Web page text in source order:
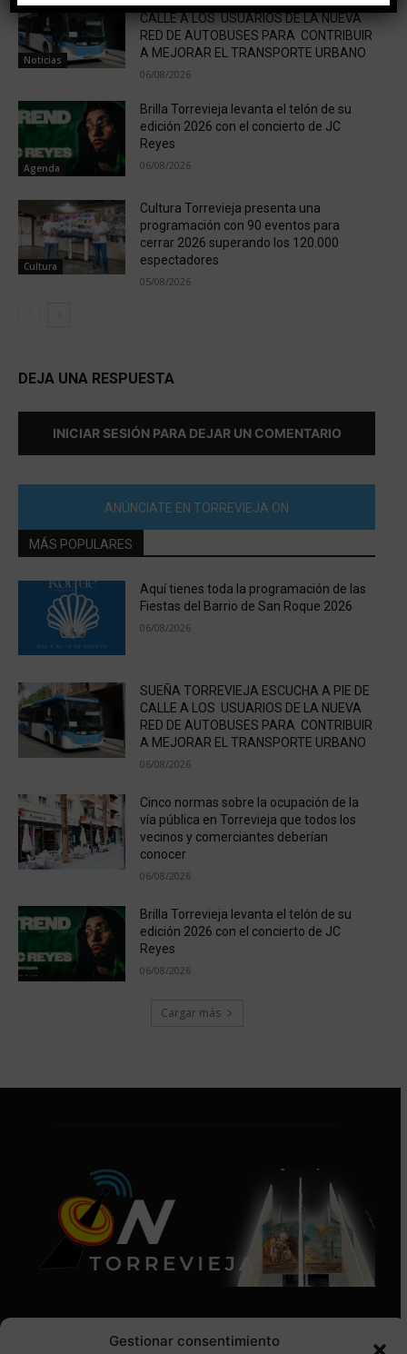
Gestionar consentimiento
Noticias
CALLE A LOS USUARIOS DE LA NUEVA
RED DE AUTOBUSES PARA CONTRIBUIR
A MEJORAR EL TRANSPORTE URBANO
06/08/2026
Agenda
Brilla Torrevieja levanta el telón de su
edición 2026 con el concierto de JC
Reyes
06/08/2026
Cultura
Cultura Torrevieja presenta una
programación con 90 eventos para
cerrar 2026 superando los 120.000
espectadores
05/08/2026
DEJA UNA RESPUESTA
INICIAR SESIÓN PARA DEJAR UN COMENTARIO
ANÚNCIATE EN TORREVIEJA ON
MÁS POPULARES
Aquí tienes toda la programación de las
Fiestas del Barrio de San Roque 2026
06/08/2026
SUEÑA TORREVIEJA ESCUCHA A PIE DE
CALLE A LOS USUARIOS DE LA NUEVA
RED DE AUTOBUSES PARA CONTRIBUIR
A MEJORAR EL TRANSPORTE URBANO
06/08/2026
Cinco normas sobre la ocupación de la
vía pública en Torrevieja que todos los
vecinos y comerciantes deberían
conocer
06/08/2026
Brilla Torrevieja levanta el telón de su
edición 2026 con el concierto de JC
Reyes
06/08/2026
Cargar más